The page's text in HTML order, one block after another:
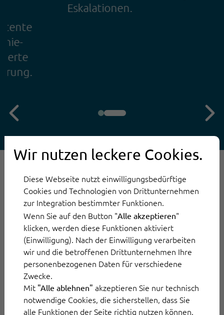
Wir nutzen leckere Cookies.
Diese Webseite nutzt einwilligungsbedürftige
Cookies und Technologien von Drittunternehmen
zur Integration bestimmter Funktionen.
Wenn Sie auf den Button "Alle akzeptieren"
klicken, werden diese Funktionen aktiviert
(Einwilligung). Nach der Einwilligung verarbeiten
wir und die betroffenen Drittunternehmen Ihre
personenbezogenen Daten für verschiedene
Zwecke.
Mit "Alle ablehnen" akzeptieren Sie nur technisch
notwendige Cookies, die sicherstellen, dass Sie
alle Funktionen der Seite richtig nutzen können.
Eskalationen.
KI Agenten für E-
Commerce gemacht
Was die Time-to-Value beschleunigt
LLM-/KI-Modell-Orchestrierung:
ThinkOwl stellt für jeden Kanal die
beste KI-Modellwahl zusammen und